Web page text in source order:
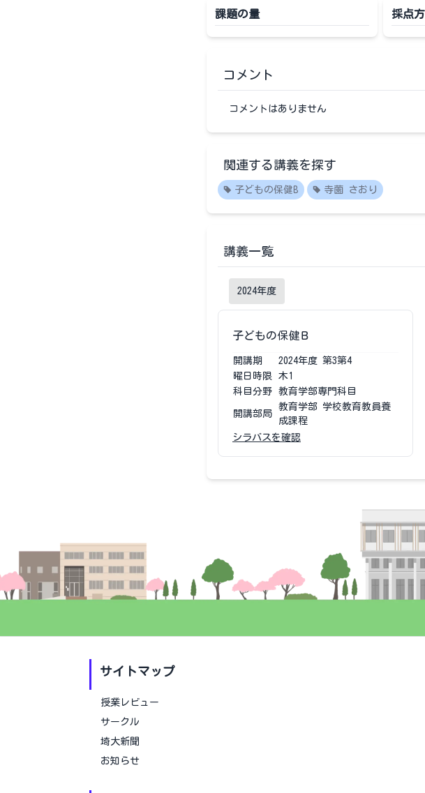
課題の量 採点
コメント
コメントはありません
関連する講義を探す
子どもの保健B 寺薗 さおり
講義一覧
2024年度
子どもの保健Ｂ
開講期 2024年度 第3第4
曜日時限
木1
科目分野
教育学部専門科目
開講部局
教育学部 学校教育教員養
成課程
シラバスを確認
サイトマップ
授業レビュー
サークル
埼大新聞
お知らせ